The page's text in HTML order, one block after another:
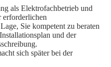
als Elektrofachbetrieb und
erforderlichen
Sie kompetent zu beraten
und der
sich später bei der